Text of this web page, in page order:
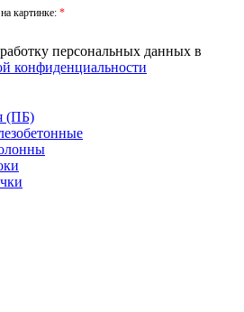
картинке: *
персональных данных в
конфиденциальности
(ПБ)